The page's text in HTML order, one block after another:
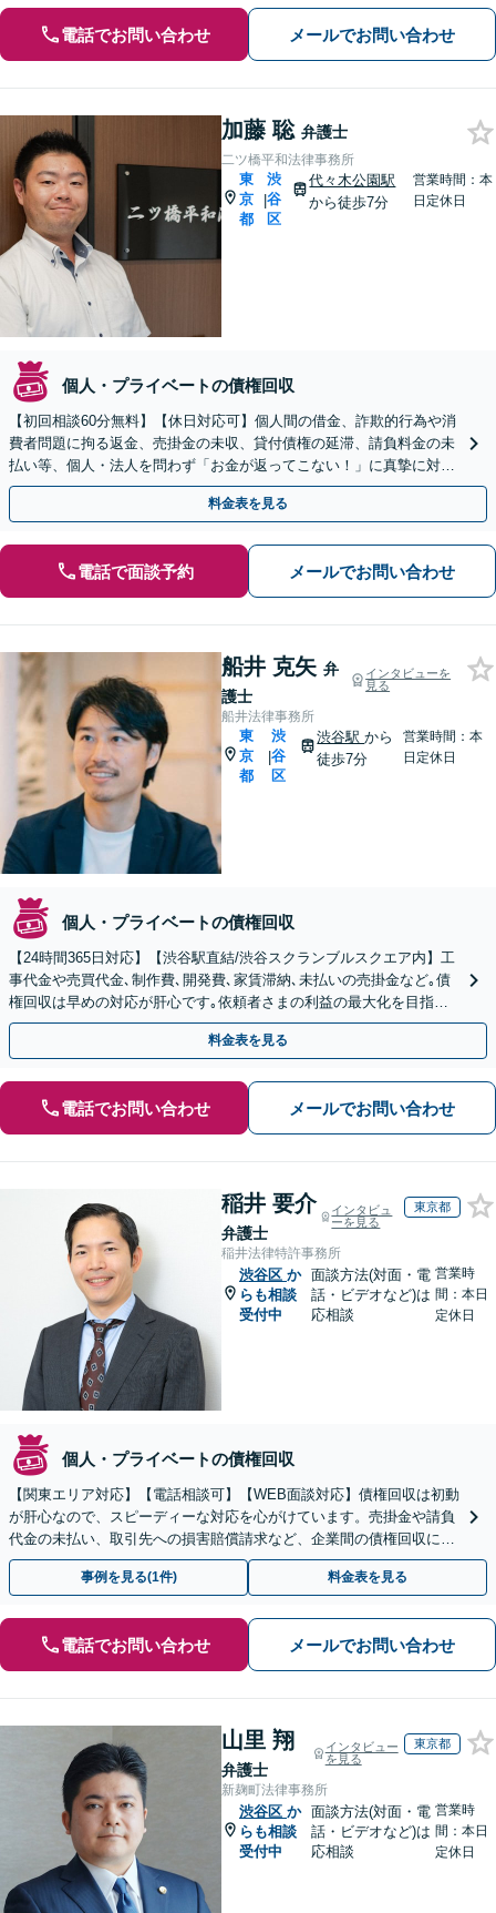
電話でお問い合わせ メールでお問い合わせ
加藤 聡 弁護士
二ツ橋平和法律事務所
東
京
都
|
渋
谷
区
代々木公園駅
から徒歩7分
営業時間：本
日定休日
個人・プライベートの債権回収
【初回相談60分無料】【休日対応可】個人間の借金、詐欺的行為や消
費者問題に拘る返金、売掛金の未収、貸付債権の延滞、請負料金の未
払い等、個人・法人を問わず「お金が返ってこない！」に真摯に対応
します。面倒な手続きは弁護士がすべて代行します。
料金表を見る
電話で面談予約 メールでお問い合わせ
船井 克矢 弁
護士
インタビューを
見る
船井法律事務所
東
京
都
|
渋
谷
区
渋谷駅から
徒歩7分
営業時間：本
日定休日
個人・プライベートの債権回収
【24時間365日対応】【渋谷駅直結/渋谷スクランブルスクエア内】工
事代金や売買代金､制作費､開発費､家賃滞納､未払いの売掛金など｡債
権回収は早めの対応が肝心です｡依頼者さまの利益の最大化を目指し､
尽力します｡
料金表を見る
電話でお問い合わせ メールでお問い合わせ
稲井 要介
弁護士
インタビュ
ーを見る
東京都
稲井法律特許事務所
渋谷区 か
らも相談
受付中
面談方法(対面・電
話・ビデオなど)は
応相談
営業時
間：本日
定休日
個人・プライベートの債権回収
【関東エリア対応】【電話相談可】【WEB面談対応】債権回収は初動
が肝心なので、スピーディーな対応を心がけています。売掛金や請負
代金の未払い、取引先への損害賠償請求など、企業間の債権回収に幅
広く対応「フリーランスの報酬未払いもご相談ください」
事例を見る(1件) 料金表を見る
電話でお問い合わせ メールでお問い合わせ
山里 翔
弁護士
インタビュー
を見る
東京都
新麹町法律事務所
渋谷区 か
らも相談
受付中
面談方法(対面・電
話・ビデオなど)は
応相談
営業時
間：本日
定休日